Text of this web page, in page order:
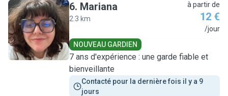
M
6. Mariana
2.3 km
à partir de
12 €
/jour
NOUVEAU GARDIEN
7 ans d'expérience : une garde fiable et
bienveillante
Contacté pour la dernière fois il y a 9
jours